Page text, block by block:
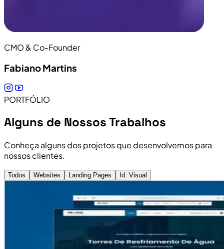
CMO & Co-Founder
Fabiano Martins
PORTFÓLIO
Alguns de Nossos Trabalhos
Conheça alguns dos projetos que desenvolvemos para
nossos clientes.
Todos Websites Landing Pages Id. Visual